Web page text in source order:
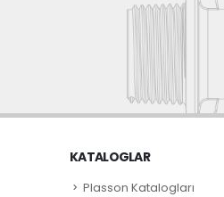
KATALOGLAR
Plasson Katalogları